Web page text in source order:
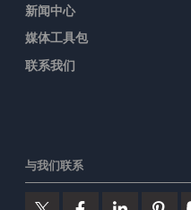
新闻中心
媒体工具包
联系我们
与我们联系